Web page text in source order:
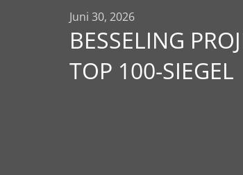
Juni 30, 2026
BESSELING
TOP 100-SIEGEL